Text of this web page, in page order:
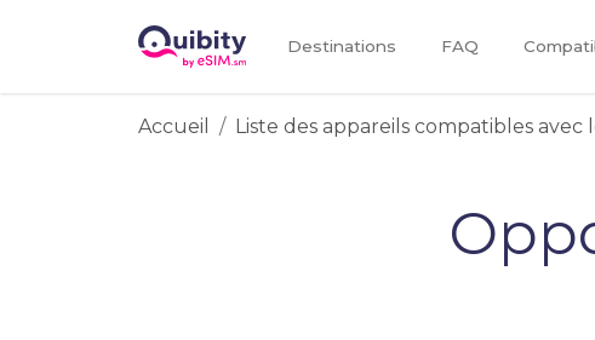
Destinations FAQ
Accueil Liste des appareils compatibles avec